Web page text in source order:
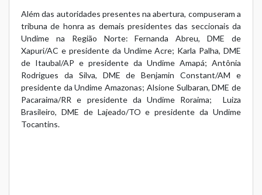
Além das autoridades presentes na abertura, compuseram a
tribuna de honra as demais presidentes das seccionais da
Undime na Região Norte: Fernanda Abreu, DME de
Xapuri/AC e presidente da Undime Acre; Karla Palha, DME
de Itaubal/AP e presidente da Undime Amapá; Antônia
Rodrigues da Silva, DME de Benjamin Constant/AM e
presidente da Undime Amazonas; Alsione Sulbaran, DME de
Pacaraima/RR e presidente da Undime Roraima; Luiza
Brasileiro, DME de Lajeado/TO e presidente da Undime
Tocantins.